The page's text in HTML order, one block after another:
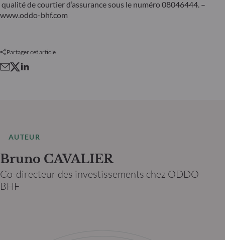
qualité de courtier d’assurance sous le numéro 08046444. –
www.oddo-bhf.com
Partager cet article
AUTEUR
Bruno CAVALIER
Co-directeur des investissements chez ODDO
BHF